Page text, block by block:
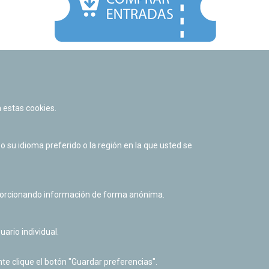
Política de cookies
Derecho de acceso a información pública
cookies.
su idioma preferido o la región en la que usted se
información de forma anónima.
individual.
clique el botón "Guardar preferencias".